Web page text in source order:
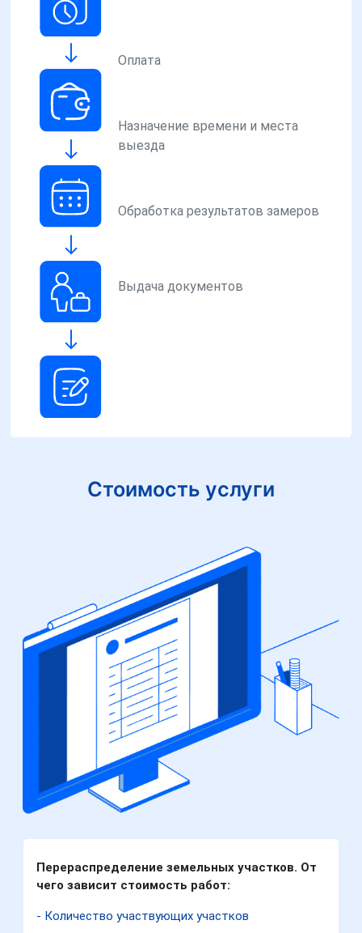
Оплата
Назначение времени и места
выезда
Обработка результатов замеров
Выдача документов
Стоимость услуги
Перераспределение земельных участков. От
чего зависит стоимость работ:
- Количество участвующих участков